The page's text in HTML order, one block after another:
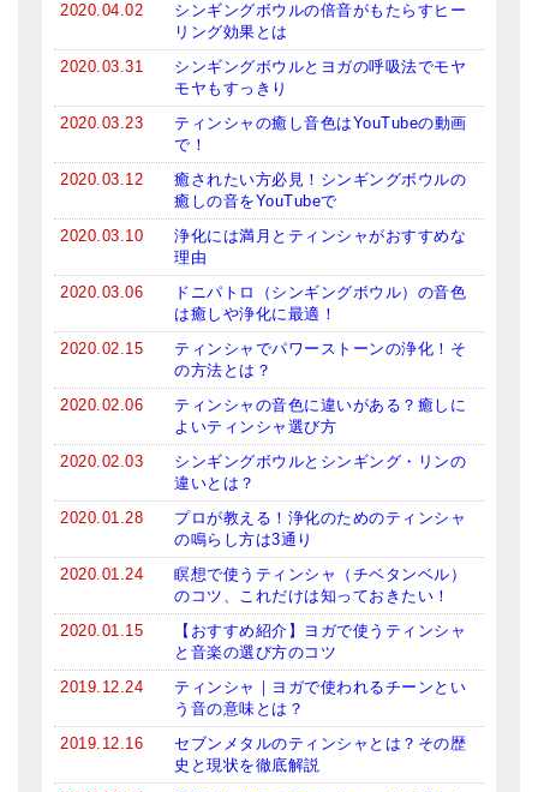
2020.04.02
シンギングボウルの倍音がもたらすヒー
リング効果とは
2020.03.31
シンギングボウルとヨガの呼吸法でモヤ
モヤもすっきり
2020.03.23
ティンシャの癒し音色はYouTubeの動画
で！
2020.03.12
癒されたい方必見！シンギングボウルの
癒しの音をYouTubeで
2020.03.10
浄化には満月とティンシャがおすすめな
理由
2020.03.06
ドニパトロ（シンギングボウル）の音色
は癒しや浄化に最適！
2020.02.15
ティンシャでパワーストーンの浄化！そ
の方法とは？
2020.02.06
ティンシャの音色に違いがある？癒しに
よいティンシャ選び方
2020.02.03
シンギングボウルとシンギング・リンの
違いとは？
2020.01.28
プロが教える！浄化のためのティンシャ
の鳴らし方は3通り
2020.01.24
瞑想で使うティンシャ（チベタンベル）
のコツ、これだけは知っておきたい！
2020.01.15
【おすすめ紹介】ヨガで使うティンシャ
と音楽の選び方のコツ
2019.12.24
ティンシャ｜ヨガで使われるチーンとい
う音の意味とは？
2019.12.16
セブンメタルのティンシャとは？その歴
史と現状を徹底解説